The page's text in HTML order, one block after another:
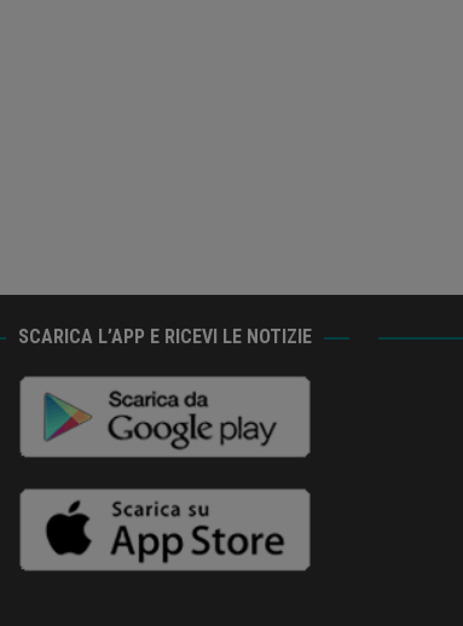
SCARICA L’APP E RICEVI LE NOTIZIE